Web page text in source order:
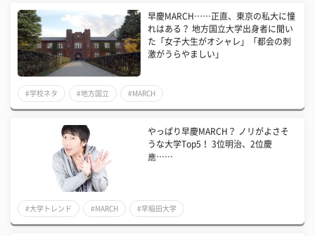
早慶MARCH……正直、東京の私大に憧
れはある？ 地方国立大学出身者に聞い
た「女子大生がオシャレ」「都会の刺
激がうらやましい」
#学校ネタ #地方国立 #MARCH
やっぱり早慶MARCH？ ノリがよさそ
うな大学Top5！ 3位明治、2位慶
應……
#大学トレンド #MARCH #早稲田大学